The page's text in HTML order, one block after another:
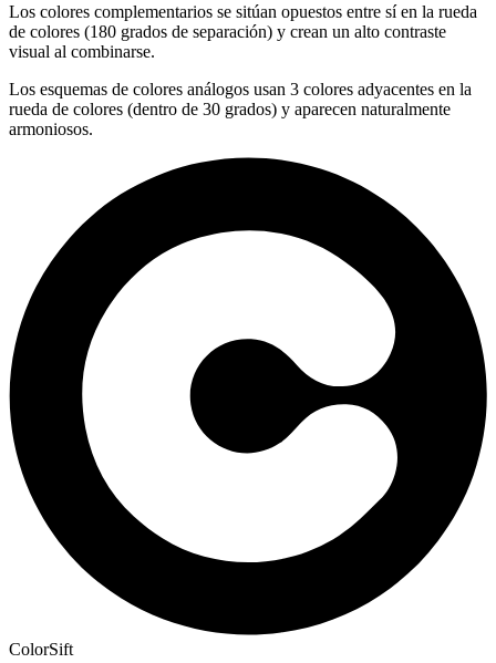
Los colores complementarios se sitúan opuestos entre sí en la rueda
de colores (180 grados de separación) y crean un alto contraste
visual al combinarse.
Los esquemas de colores análogos usan 3 colores adyacentes en la
rueda de colores (dentro de 30 grados) y aparecen naturalmente
armoniosos.
ColorSift